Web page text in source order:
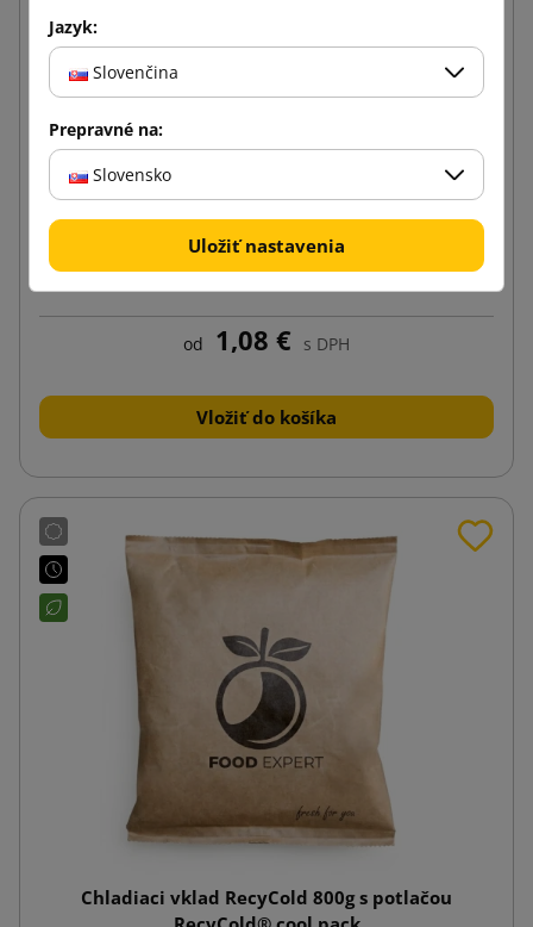
od 1,08 € s DPH
Vložiť do košíka
Chladiaci vklad RecyCold 800g s potlačou
Jazyk:
Slovenčina
Prepravné na:
Slovensko
Uložiť nastavenia